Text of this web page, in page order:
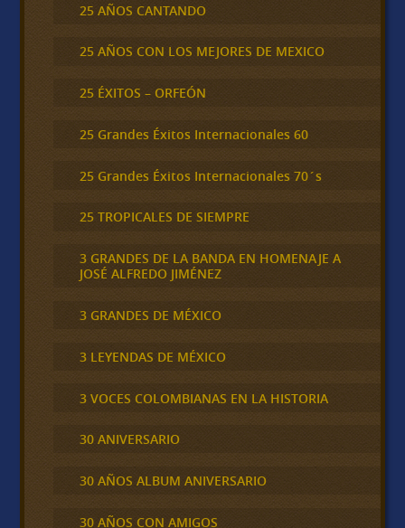
25 AÑOS CANTANDO
25 AÑOS CON LOS MEJORES DE MEXICO
25 ÉXITOS – ORFEÓN
25 Grandes Éxitos Internacionales 60
25 Grandes Éxitos Internacionales 70´s
25 TROPICALES DE SIEMPRE
3 GRANDES DE LA BANDA EN HOMENAJE A
JOSÉ ALFREDO JIMÉNEZ
3 GRANDES DE MÉXICO
3 LEYENDAS DE MÉXICO
3 VOCES COLOMBIANAS EN LA HISTORIA
30 ANIVERSARIO
30 AÑOS ALBUM ANIVERSARIO
30 AÑOS CON AMIGOS